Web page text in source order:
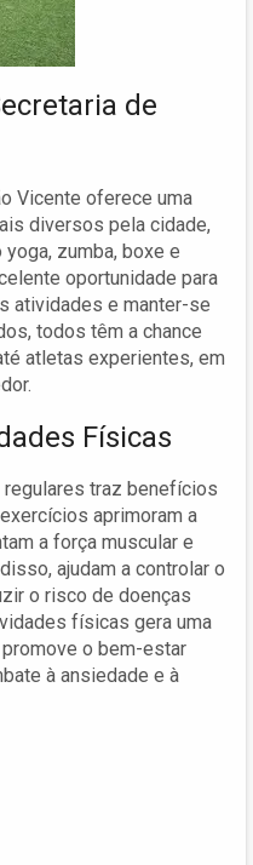
de
Vicente oferece uma
diversos pela cidade,
zumba, boxe e
oportunidade para
atividades e manter-se
todos têm a chance
atletas experientes, em
Físicas
traz benefícios
aprimoram a
a força muscular e
ajudam a controlar o
o risco de doenças
físicas gera uma
o bem-estar
à ansiedade e à